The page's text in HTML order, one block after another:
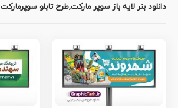
دانلود بنر لایه باز سوپر مارکت,طرح تابلو سوپرمارکت